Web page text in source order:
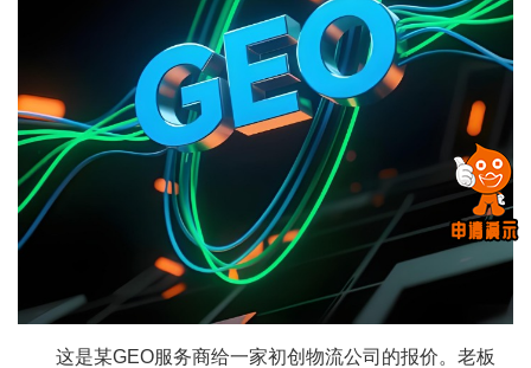
这是某GEO服务商给一家初创物流公司的报价。老板